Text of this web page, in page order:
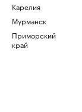
Карелия
Мурманск
Приморский
край